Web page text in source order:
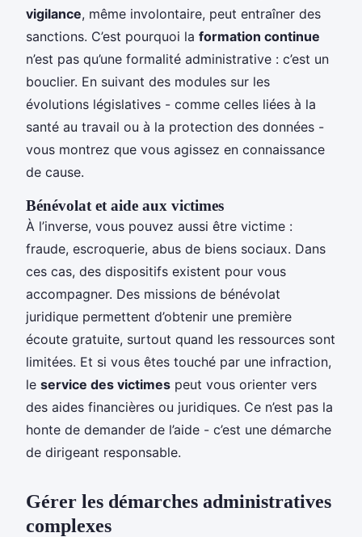
vigilance, même involontaire, peut entraîner des
sanctions. C’est pourquoi la formation continue
n’est pas qu’une formalité administrative : c’est un
bouclier. En suivant des modules sur les
évolutions législatives - comme celles liées à la
santé au travail ou à la protection des données -
vous montrez que vous agissez en connaissance
de cause.
Bénévolat et aide aux victimes
À l’inverse, vous pouvez aussi être victime :
fraude, escroquerie, abus de biens sociaux. Dans
ces cas, des dispositifs existent pour vous
accompagner. Des missions de bénévolat
juridique permettent d’obtenir une première
écoute gratuite, surtout quand les ressources sont
limitées. Et si vous êtes touché par une infraction,
le service des victimes peut vous orienter vers
des aides financières ou juridiques. Ce n’est pas la
honte de demander de l’aide - c’est une démarche
de dirigeant responsable.
Gérer les démarches administratives
complexes